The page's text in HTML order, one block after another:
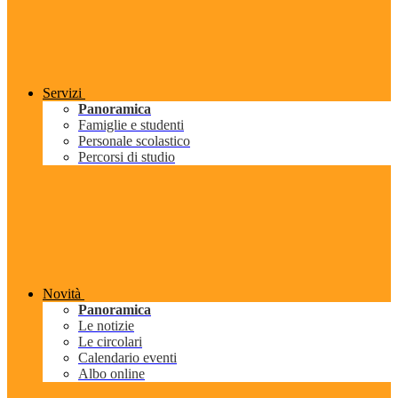
Servizi
Panoramica
Famiglie e studenti
Personale scolastico
Percorsi di studio
Novità
Panoramica
Le notizie
Le circolari
Calendario eventi
Albo online